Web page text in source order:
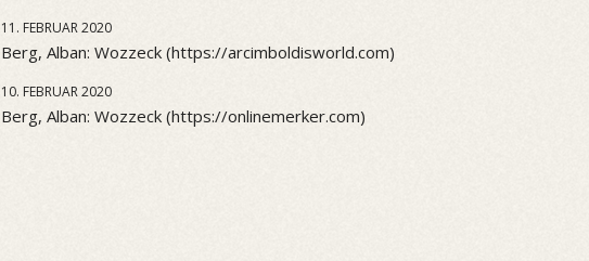
11. FEBRUAR 2020
Berg, Alban: Wozzeck (https://arcimboldisworld.com)
10. FEBRUAR 2020
Berg, Alban: Wozzeck (https://onlinemerker.com)